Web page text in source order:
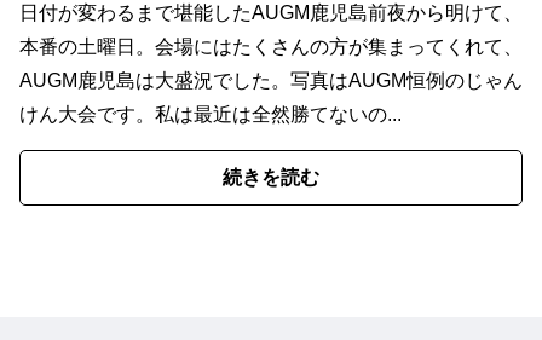
日付が変わるまで堪能したAUGM鹿児島前夜から明けて、
本番の土曜日。会場にはたくさんの方が集まってくれて、
AUGM鹿児島は大盛況でした。写真はAUGM恒例のじゃん
けん大会です。私は最近は全然勝てないの...
続きを読む